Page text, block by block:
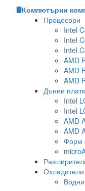
Компютърни
Процесори
Intel
Intel
Intel
AMD
AMD
AMD
Дънни
Intel
Intel
AMD
AMD
Форм
Охладители